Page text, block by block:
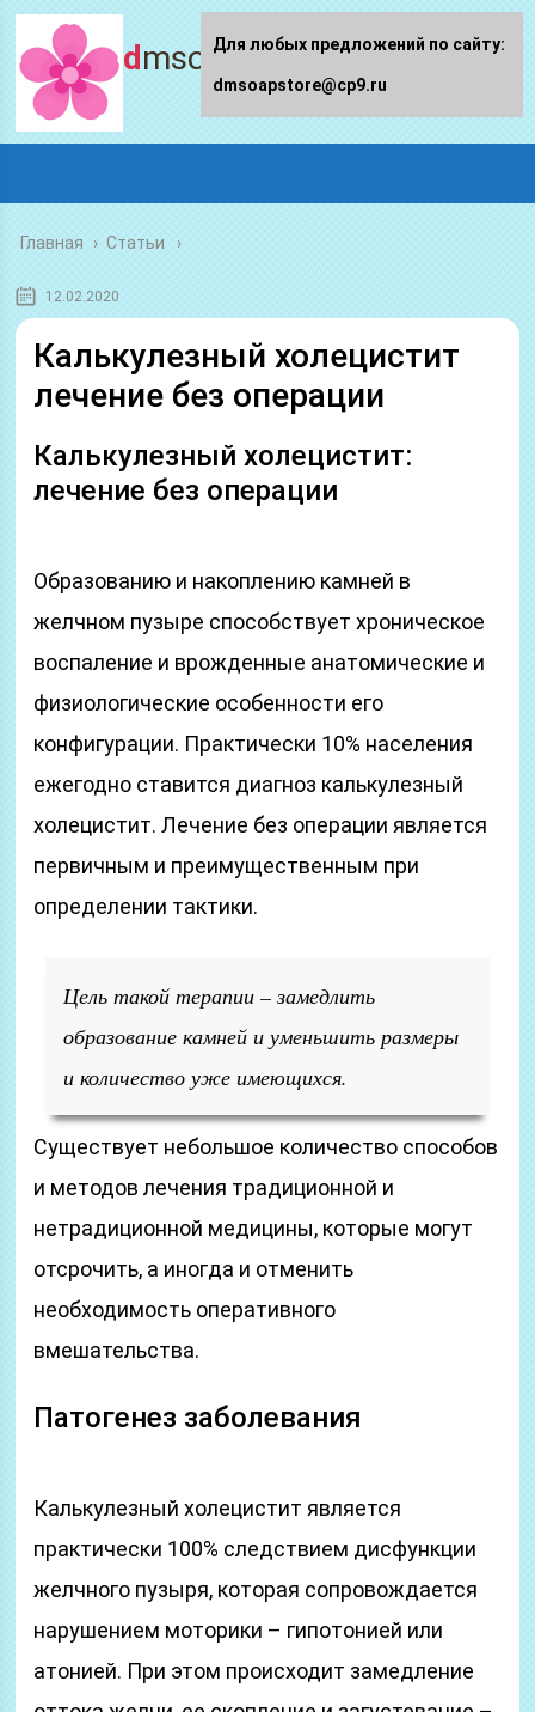
dmsoapstore.ru
Главная › Статьи
12.02.2020
Калькулезный холецистит
лечение без операции
Калькулезный холецистит:
лечение без операции
Образованию и накоплению камней в
желчном пузыре способствует хроническое
воспаление и врожденные анатомические и
физиологические особенности его
конфигурации. Практически 10% населения
ежегодно ставится диагноз калькулезный
холецистит. Лечение без операции является
первичным и преимущественным при
определении тактики.
Цель такой терапии – замедлить
образование камней и уменьшить размеры
и количество уже имеющихся.
Существует небольшое количество способов
и методов лечения традиционной и
нетрадиционной медицины, которые могут
отсрочить, а иногда и отменить
необходимость оперативного
вмешательства.
Патогенез заболевания
Калькулезный холецистит является
практически 100% следствием дисфункции
желчного пузыря, которая сопровождается
нарушением моторики – гипотонией или
атонией. При этом происходит замедление
Для любых предложений по сайту:
dmsoapstore@cp9.ru